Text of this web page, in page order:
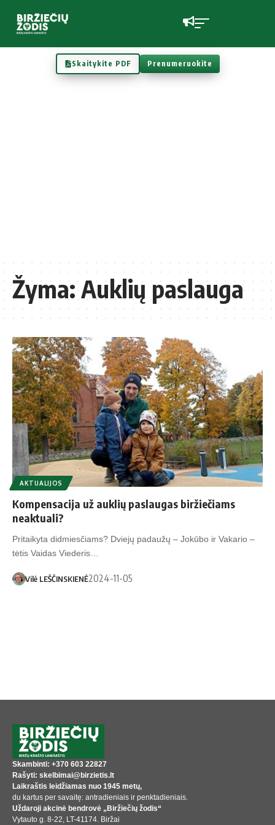
Skaitykite PDF Prenumeruokite
Žyma:Auklių paslauga
AKTUALIJOS
Kompensacija už auklių paslaugas biržiečiams
neaktuali?
Pritaikyta didmiesčiams? Dviejų padaužų – Jokūbo ir Vakario –
tėtis Vaidas Viederis…
Vilė LEŠČINSKIENĖ2024-11-05
Skambinti: +370 603 22827
Rašyti: skelbimai@birzietis.lt
Laikraštis leidžiamas nuo 1945 metų,
du kartus per savaitę: antradieniais ir penktadieniais.
Uždaroji akcinė bendrovė „Biržiečių žodis“
Vytauto g. 8-22, LT-41174. Biržai